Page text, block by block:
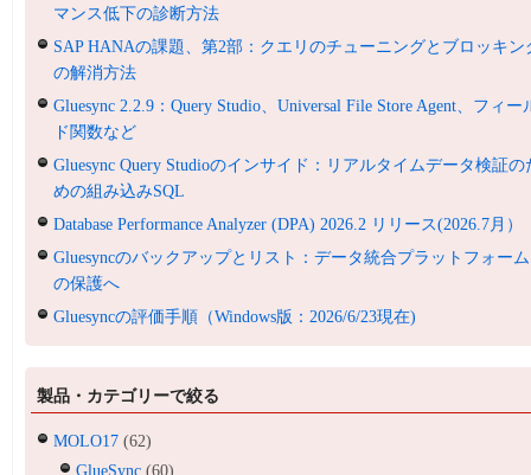
マンス低下の診断方法
SAP HANAの課題、第2部：クエリのチューニングとブロッキン
の解消方法
Gluesync 2.2.9：Query Studio、Universal File Store Agent、フィー
ド関数など
Gluesync Query Studioのインサイド：リアルタイムデータ検証の
めの組み込みSQL
Database Performance Analyzer (DPA) 2026.2 リリース(2026.7月）
Gluesyncのバックアップとリスト：データ統合プラットフォーム
の保護へ
Gluesyncの評価手順（Windows版：2026/6/23現在)
製品・カテゴリーで絞る
MOLO17 (62)
GlueSync (60)